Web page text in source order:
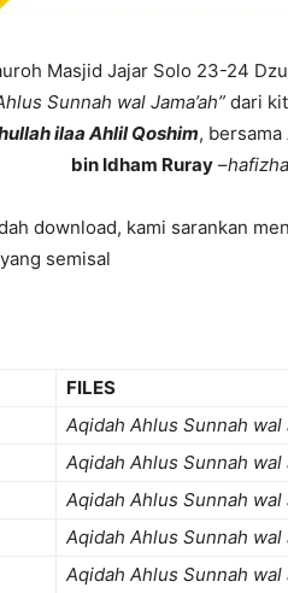
Masjid Jajar Solo 23-24
Sunnah wal Jama’ah”dari
ilaa Ahlil Qoshim, bersama
bin Idham Ruray–
download, kami sarankan
semisal
FILES
Aqidah Ahlus Sunnah wal
Aqidah Ahlus Sunnah wal
Aqidah Ahlus Sunnah wal
Aqidah Ahlus Sunnah wal
Aqidah Ahlus Sunnah wal